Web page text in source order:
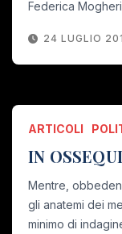
Federica
24 LUGLIO
ARTICOLI
IN
Mentre,
gli anatemi dei
minimo di